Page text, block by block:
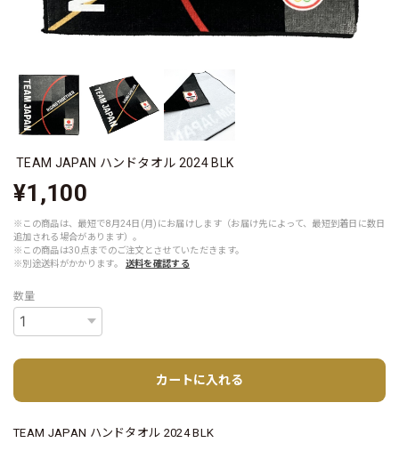
TEAM JAPAN ハンドタオル 2024 BLK
¥1,100
※この商品は、最短で8月24日(月)にお届けします（お届け先によって、最短到着日に数日
追加される場合があります）。
※この商品は30点までのご注文とさせていただきます。
※別途送料がかかります。
送料を確認する
数量
カートに入れる
TEAM JAPAN ハンドタオル 2024 BLK